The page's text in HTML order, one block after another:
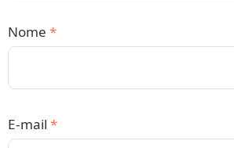
Nome *
E-mail *